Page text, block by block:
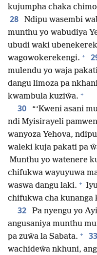
kujumpha chaka
28
Ndipu wasembi
munthu yo wabudiya
ubudi waki
wagowokerekengi. +
mulendu yo waja
dangu limoza pa
kwambula kuziŵa. +
30 “‘Kweni asani
ndi Myisirayeli
wanyoza Yehova,
waleki kuja pakati pa
Munthu yo watenere
chifukwa wayuyuwa
waswa dangu laki. +
chifukwa cha kunanga
32
Pa nyengu yo
angusaniya munthu
pa zuŵa la Sabata. + 33
wachideŵa nkhuni,